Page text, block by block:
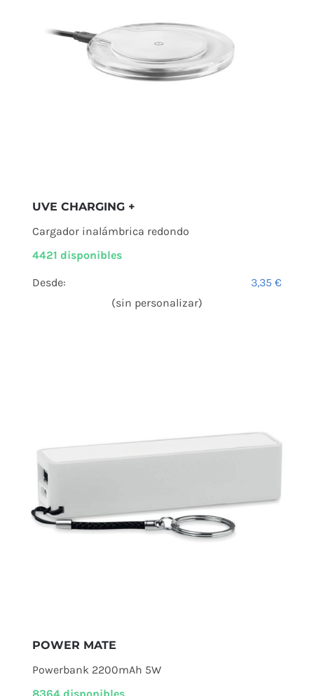
UVE CHARGING +
Cargador inalámbrica redondo
4421 disponibles
Desde: 3,35€
(sin personalizar)
POWER MATE
Powerbank 2200mAh 5W
8364 disponibles